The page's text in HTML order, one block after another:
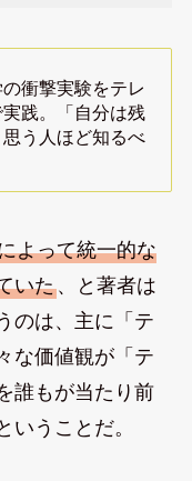
の衝撃実験をテレ
践。「自分は残
う人ほど知るべ
よって統一的な
いた、と著者は
のは、主に「テ
な価値観が「テ
誰もが当たり前
いうことだ。